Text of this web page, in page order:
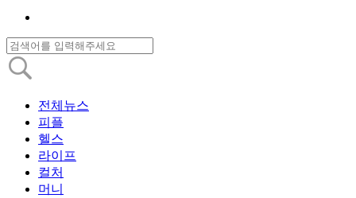
전체뉴스
피플
헬스
라이프
컬처
머니